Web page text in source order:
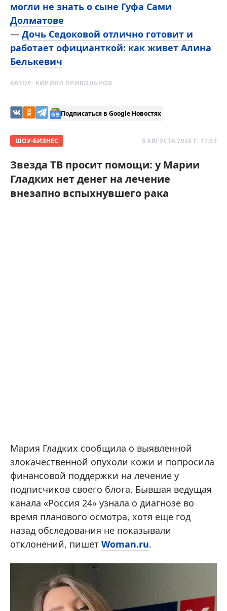
могли не знать о сыне Гуфа Сами
Долматове
— Дочь Седоковой отлично готовит и
работает официанткой: как живет Алина
Белькевич
АВТОР: КИРИЛЛ ПРИВОЛЬНОВ
Подписаться в Google Новостях
ШОУ-БИЗНЕС 8 АВГУСТА 2026 Г. 17:03
Звезда ТВ просит помощи: у Марии
Гладких нет денег на лечение
внезапно вспыхнувшего рака
Мария Гладких сообщила о выявленной
злокачественной опухоли кожи и попросила
финансовой поддержки на лечение у
подписчиков своего блога. Бывшая ведущая
канала «Россия 24» узнала о диагнозе во
время планового осмотра, хотя еще год
назад обследования не показывали
отклонений, пишет Woman.ru.